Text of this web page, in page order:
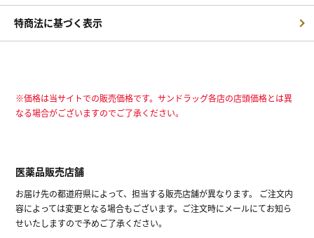
特商法に基づく表示
※価格は当サイトでの販売価格です。サンドラッグ各店の店頭価格とは異
なる場合がございますのでご了承ください。
医薬品販売店舗
お届け先の都道府県によって、担当する販売店舗が異なります。 ご注文内
容によっては変更となる場合もございます。ご注文時にメールにてお知ら
せいたしますので予めご了承ください。